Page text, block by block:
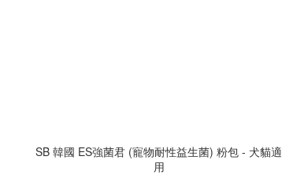
SB 韓國 ES強菌君 (寵物耐性益生菌) 粉包 - 犬貓適
用